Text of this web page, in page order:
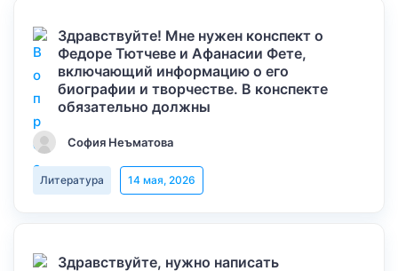
Здравствуйте! Мне нужен конспект о
Федоре Тютчеве и Афанасии Фете,
включающий информацию о его
биографии и творчестве. В конспекте
обязательно должны
София Неъматова
Литература 14 мая, 2026
Здравствуйте, нужно написать